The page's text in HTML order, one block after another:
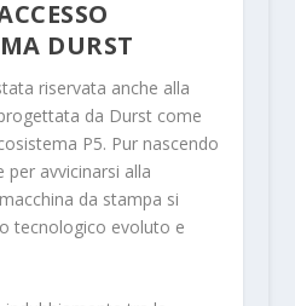
DURST
riservata anche alla
da Durst come
P5. Pur nascendo
per avvicinarsi alla
da stampa si
tecnologico evoluto e